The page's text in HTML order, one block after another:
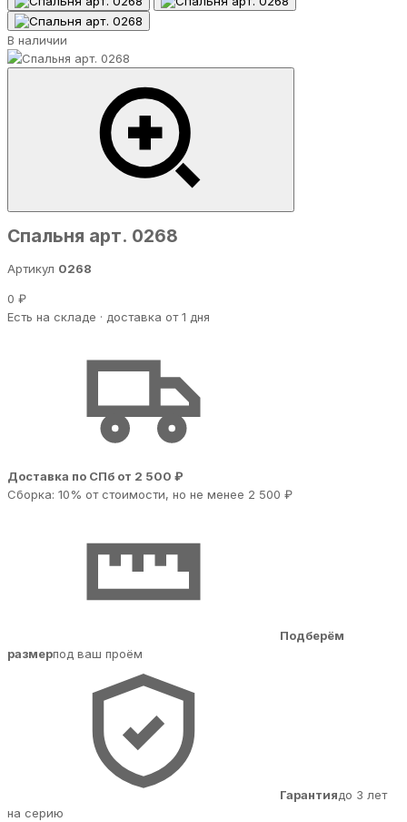
В наличии
Спальня арт. 0268
Артикул 0268
0 ₽
Есть на складе · доставка от 1 дня
Доставка по СПб от 2 500 ₽
Сборка: 10% от стоимости, но не менее 2 500 ₽
Подберём
размерпод ваш проём
Гарантиядо 3 лет
на серию